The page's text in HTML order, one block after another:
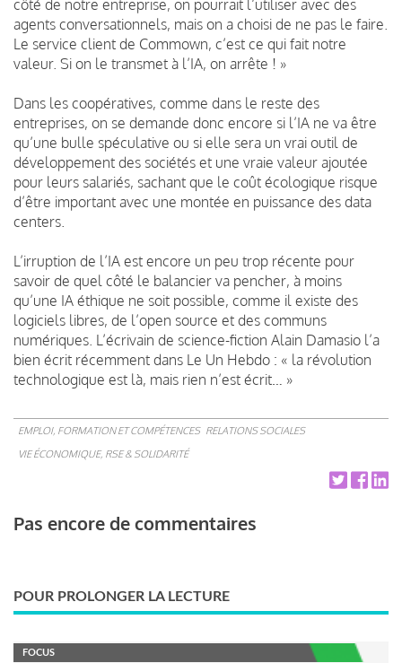
côté de notre entreprise, on pourrait l’utiliser avec des
agents conversationnels, mais on a choisi de ne pas le faire.
Le service client de Commown, c’est ce qui fait notre
valeur. Si on le transmet à l’IA, on arrête ! »
Dans les coopératives, comme dans le reste des
entreprises, on se demande donc encore si l’IA ne va être
qu’une bulle spéculative ou si elle sera un vrai outil de
développement des sociétés et une vraie valeur ajoutée
pour leurs salariés, sachant que le coût écologique risque
d’être important avec une montée en puissance des data
centers.
L’irruption de l’IA est encore un peu trop récente pour
savoir de quel côté le balancier va pencher, à moins
qu’une IA éthique ne soit possible, comme il existe des
logiciels libres, de l’open source et des communs
numériques. L’écrivain de science-fiction Alain Damasio l’a
bien écrit récemment dans Le Un Hebdo : « la révolution
technologique est là, mais rien n’est écrit… »
EMPLOI, FORMATION ET COMPÉTENCES RELATIONS SOCIALES
VIE ÉCONOMIQUE, RSE & SOLIDARITÉ
Pas encore de commentaires
POUR PROLONGER LA LECTURE
FOCUS